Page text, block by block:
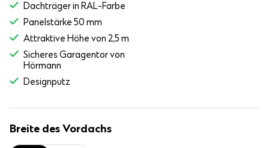
Dachträger in RAL-Farbe
Panelstärke 50 mm
Attraktive Höhe von 2,5 m
Sicheres Garagentor von
Hörmann
Designputz
Breite des Vordachs